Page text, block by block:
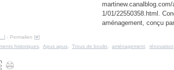
1/01/22550358.html.
aménagement, conçu
] - Permalien [#]
historiques Apus apus Trous de boulin aménagement rénovation